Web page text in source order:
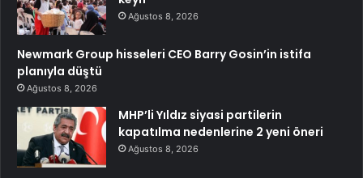
Ağustos 8, 2026
Newmark Group hisseleri CEO Barry Gosin’in istifa
planıyla düştü
Ağustos 8, 2026
MHP’li Yıldız siyasi partilerin
kapatılma nedenlerine 2 yeni öneri
Ağustos 8, 2026